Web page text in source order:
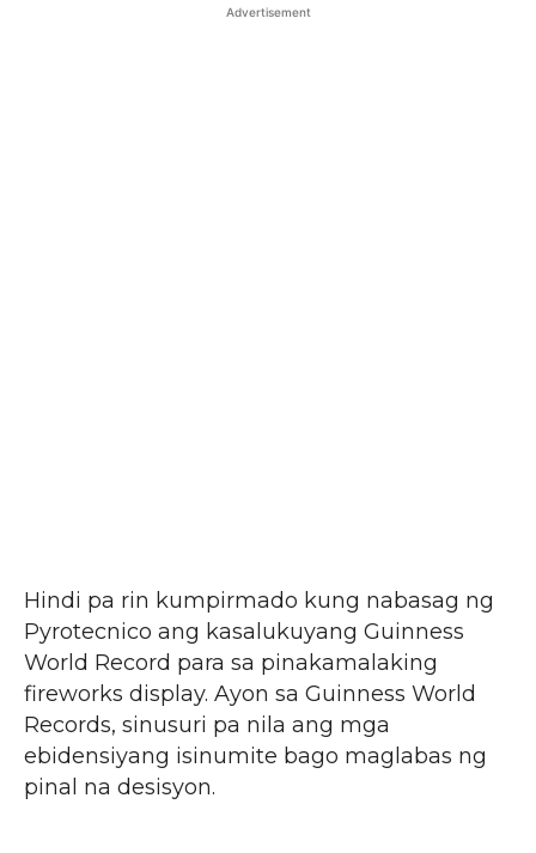
Advertisement
Hindi pa rin kumpirmado kung nabasag ng
Pyrotecnico ang kasalukuyang Guinness
World Record para sa pinakamalaking
fireworks display. Ayon sa Guinness World
Records, sinusuri pa nila ang mga
ebidensiyang isinumite bago maglabas ng
pinal na desisyon.